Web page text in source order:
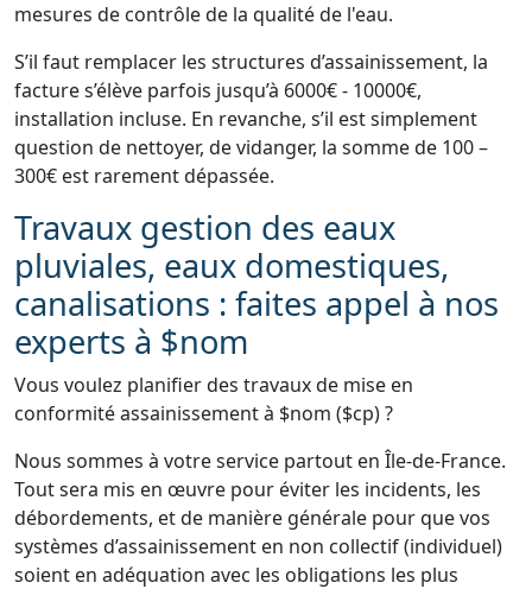
mesures de contrôle de la qualité de l'eau.
S’il faut remplacer les structures d’assainissement, la
facture s’élève parfois jusqu’à 6000€ - 10000€,
installation incluse. En revanche, s’il est simplement
question de nettoyer, de vidanger, la somme de 100 –
300€ est rarement dépassée.
Travaux gestion des eaux
pluviales, eaux domestiques,
canalisations : faites appel à nos
experts à $nom
Vous voulez planifier des travaux de mise en
conformité assainissement à $nom ($cp) ?
Nous sommes à votre service partout en Île-de-France.
Tout sera mis en œuvre pour éviter les incidents, les
débordements, et de manière générale pour que vos
systèmes d’assainissement en non collectif (individuel)
soient en adéquation avec les obligations les plus